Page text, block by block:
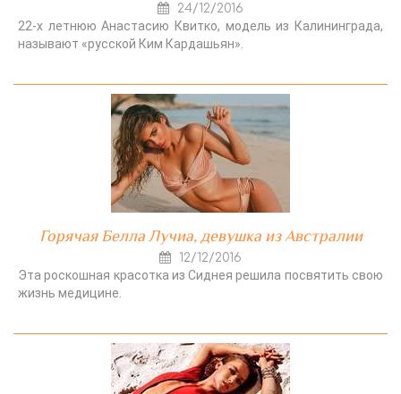
24/12/2016
22-х летнюю Анастасию Квитко, модель из Калининграда,
называют «русской Ким Кардашьян».
Горячая Белла Лучиа, девушка из Австралии
12/12/2016
Эта роскошная красотка из Сиднея решила посвятить свою
жизнь медицине.